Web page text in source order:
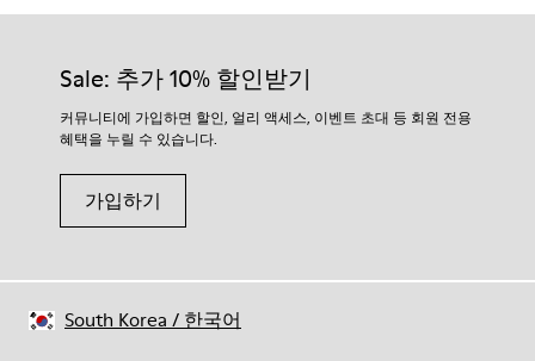
Sale: 추가 10% 할인받기
커뮤니티에 가입하면 할인, 얼리 액세스, 이벤트 초대 등 회원 전용
혜택을 누릴 수 있습니다.
가입하기
South Korea / 한국어